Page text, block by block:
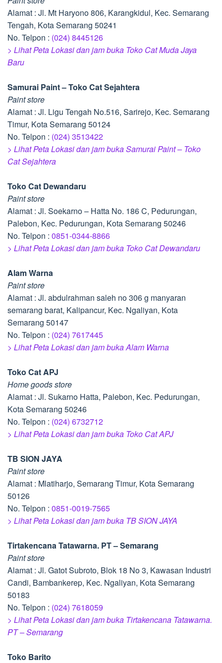
Alamat : Jl. Mt Haryono 806, Karangkidul, Kec. Semarang
Tengah, Kota Semarang 50241
No. Telpon : (024) 8445126
> Lihat Peta Lokasi dan jam buka Toko Cat Muda Jaya
Baru
Samurai Paint – Toko Cat Sejahtera
Paint store
Alamat : Jl. Ligu Tengah No.516, Sarirejo, Kec. Semarang
Timur, Kota Semarang 50124
No. Telpon : (024) 3513422
> Lihat Peta Lokasi dan jam buka Samurai Paint – Toko
Cat Sejahtera
Toko Cat Dewandaru
Paint store
Alamat : Jl. Soekarno – Hatta No. 186 C, Pedurungan,
Palebon, Kec. Pedurungan, Kota Semarang 50246
No. Telpon : 0851-0344-8866
> Lihat Peta Lokasi dan jam buka Toko Cat Dewandaru
Alam Warna
Paint store
Alamat : Jl. abdulrahman saleh no 306 g manyaran
semarang barat, Kalipancur, Kec. Ngaliyan, Kota
Semarang 50147
No. Telpon : (024) 7617445
> Lihat Peta Lokasi dan jam buka Alam Warna
Toko Cat APJ
Home goods store
Alamat : Jl. Sukarno Hatta, Palebon, Kec. Pedurungan,
Kota Semarang 50246
No. Telpon : (024) 6732712
> Lihat Peta Lokasi dan jam buka Toko Cat APJ
TB SION JAYA
Paint store
Alamat : Mlatiharjo, Semarang Timur, Kota Semarang
50126
No. Telpon : 0851-0019-7565
> Lihat Peta Lokasi dan jam buka TB SION JAYA
Tirtakencana Tatawarna. PT – Semarang
Paint store
Alamat : Jl. Gatot Subroto, Blok 18 No 3, Kawasan Industri
Candi, Bambankerep, Kec. Ngaliyan, Kota Semarang
50183
No. Telpon : (024) 7618059
> Lihat Peta Lokasi dan jam buka Tirtakencana Tatawarna.
PT – Semarang
Toko Barito